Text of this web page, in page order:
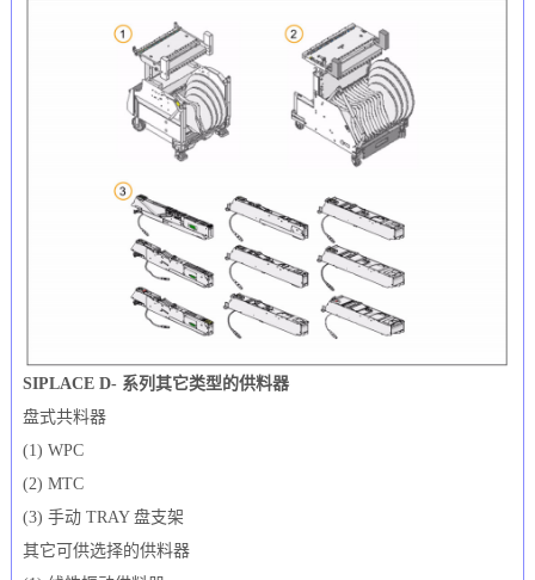
SIPLACE D- 系列其它类型的供料器
盘式共料器
(1) WPC
(2) MTC
(3) 手动 TRAY 盘支架
其它可供选择的供料器